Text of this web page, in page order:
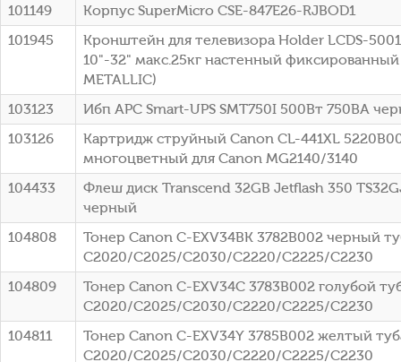
101149
Корпус SuperMicro CSE-847E26-RJBOD1
101945
Кронштейн для телевизора Holder LCDS-
10"-32" макс.25кг настенный фиксированный
METALLIC)
103123
Ибп APC Smart-UPS SMT750I 500Вт 750ВА
103126
Картридж струйный Canon CL-441XL
многоцветный для Canon MG2140/3140
104433
Флеш диск Transcend 32GB Jetflash 350
черный
104808
Тонер Canon C-EXV34BK 3782B002 черный
C2020/C2025/C2030/C2220/C2225/C2230
104809
Тонер Canon C-EXV34C 3783B002 голубой
C2020/C2025/C2030/C2220/C2225/C2230
104811
Тонер Canon C-EXV34Y 3785B002 желтый
C2020/C2025/C2030/C2220/C2225/C2230